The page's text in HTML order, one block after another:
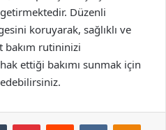
Düzenli
koruyarak, sağlıklı ve
bakım rutininizi
ettiği bakımı sunmak için
Tumblr PinterestReddit VKontakte